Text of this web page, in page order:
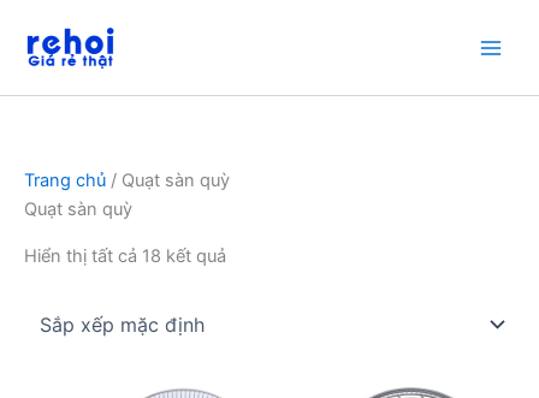
dung
Trang chủ / Quạt sàn quỳ
Quạt sàn quỳ
Hiển thị tất cả 18 kết quả